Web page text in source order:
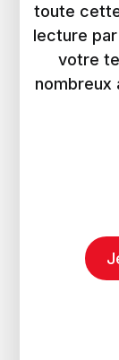
toute
lecture
votre
nombreux